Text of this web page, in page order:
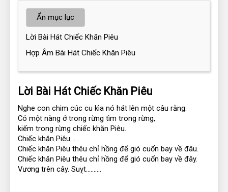
Ẩn mục lục
Lời Bài Hát Chiếc Khăn Piêu
Hợp Âm Bài Hát Chiếc Khăn Piêu
Lời Bài Hát Chiếc Khăn Piêu
Nghe con chim cúc cu kìa nó hát lên một câu rằng.
Có một nàng ở trong rừng tìm trong rừng,
kiếm trong rừng chiếc khăn Piêu.
Chiếc khăn Piêu. . .
Chiếc khăn Piêu thêu chỉ hồng để gió cuốn bay về đâu.
Chiếc khăn Piêu thêu chỉ hồng để gió cuốn bay về đây.
Vương trên cây. Suỵt..........